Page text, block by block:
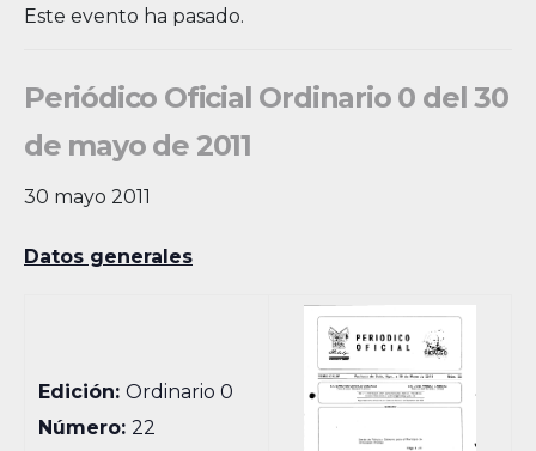
Este evento ha pasado.
Periódico Oficial Ordinario 0 del 30
de mayo de 2011
30 mayo 2011
Datos generales
Edición:Ordinario 0
Número:22